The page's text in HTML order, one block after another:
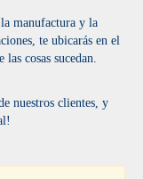
manufactura y la
te ubicarás en el
cosas sucedan.
nuestros clientes, y